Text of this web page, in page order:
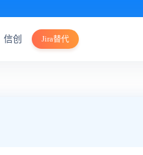
信创 Jira替代